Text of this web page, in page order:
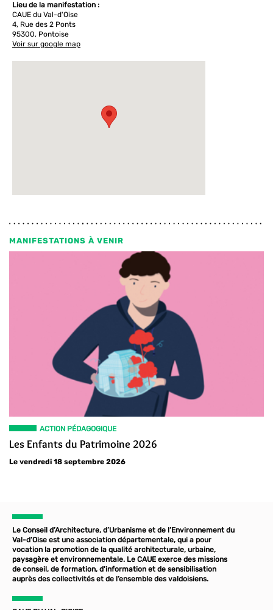
Lieu de la manifestation :
CAUE du Val-d'Oise
4, Rue des 2 Ponts
95300, Pontoise
Voir sur google map
MANIFESTATIONS À VENIR
ACTION PÉDAGOGIQUE
Les Enfants du Patrimoine 2026
Le vendredi 18 septembre 2026
Le Conseil d’Architecture, d’Urbanisme et de l’Environnement du
Val-d’Oise est une association départementale, qui a pour
vocation la promotion de la qualité architecturale, urbaine,
paysagère et environnementale. Le CAUE exerce des missions
de conseil, de formation, d'information et de sensibilisation
auprès des collectivités et de l’ensemble des valdoisiens.